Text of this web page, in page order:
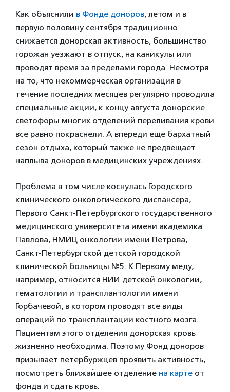
Как объяснили в Фонде доноров, летом и в
первую половину сентября традиционно
снижается донорская активность, большинство
горожан уезжают в отпуск, на каникулы или
проводят время за пределами города. Несмотря
на то, что некоммерческая организация в
течение последних месяцев регулярно проводила
специальные акции, к концу августа донорские
светофоры многих отделений переливания крови
все равно покраснели. А впереди еще бархатный
сезон отдыха, который также не предвещает
наплыва доноров в медицинских учреждениях.
Проблема в том числе коснулась Городского
клинического онкологического диспансера,
Первого Санкт-Петербургского государственного
медицинского университета имени академика
Павлова, НМИЦ онкологии имени Петрова,
Санкт-Петербургской детской городской
клинической больницы №5. К Первому меду,
например, относится НИИ детской онкологии,
гематологии и трансплантологии имени
Горбачевой, в котором проводят все виды
операций по трансплантации костного мозга.
Пациентам этого отделения донорская кровь
жизненно необходима. Поэтому Фонд доноров
призывает петербуржцев проявить активность,
посмотреть ближайшее отделение на карте от
фонда и сдать кровь.